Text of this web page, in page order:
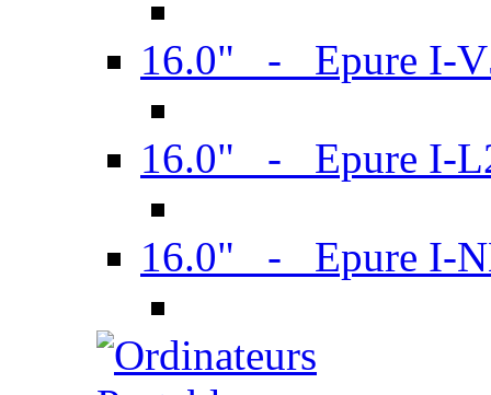
16.0" - Epure I-
16.0" - Epure I-
16.0" - Epure I-